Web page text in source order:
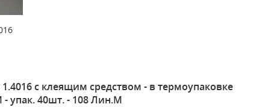
с клеящим средством - в термоупаковке
упак. 40шт. - 108 Лин.М